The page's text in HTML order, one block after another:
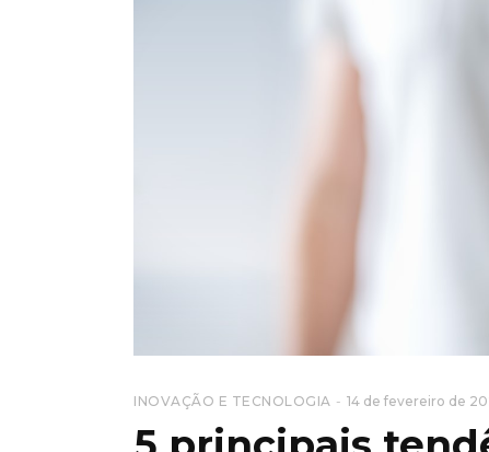
INOVAÇÃO E TECNOLOGIA 14 de fevereiro de